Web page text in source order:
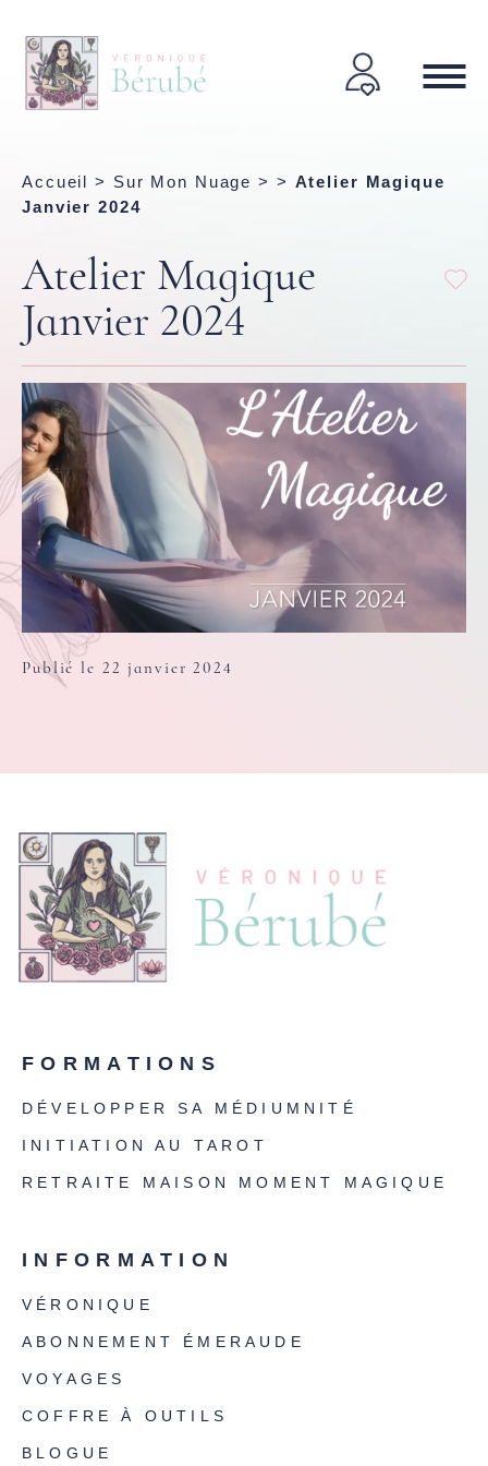
Accueil > Sur Mon Nuage > > Atelier Magique
Janvier 2024
Atelier Magique
Janvier 2024
Publié le 22 janvier 2024
FORMATIONS
DÉVELOPPER SA MÉDIUMNITÉ
INITIATION AU TAROT
RETRAITE MAISON MOMENT MAGIQUE
INFORMATION
VÉRONIQUE
ABONNEMENT ÉMERAUDE
VOYAGES
COFFRE À OUTILS
BLOGUE